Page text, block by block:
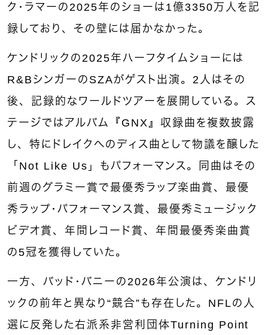
ク・ラマーの2025年のショーは1億3350万人を記
録しており、その壁には届かなかった。
ケンドリックの2025年ハーフタイムショーには
R&BシンガーのSZAがゲスト出演。2人はその
後、記録的なワールドツアーを展開している。ス
テージではアルバム『GNX』収録曲を複数披露
し、特にドレイクへのディス曲として物議を醸した
「Not Like Us」もパフォーマンス。同曲はその
前週のグラミー賞で最優秀ラップ楽曲賞、最優
秀ラップ・パフォーマンス賞、最優秀ミュージック
ビデオ賞、年間レコード賞、年間最優秀楽曲賞
の5冠を獲得していた。
一方、バッド・バニーの2026年公演は、ケンドリ
ックの前年と異なり“競合”も存在した。NFLの人
選に反発した右派系非営利団体Turning Point